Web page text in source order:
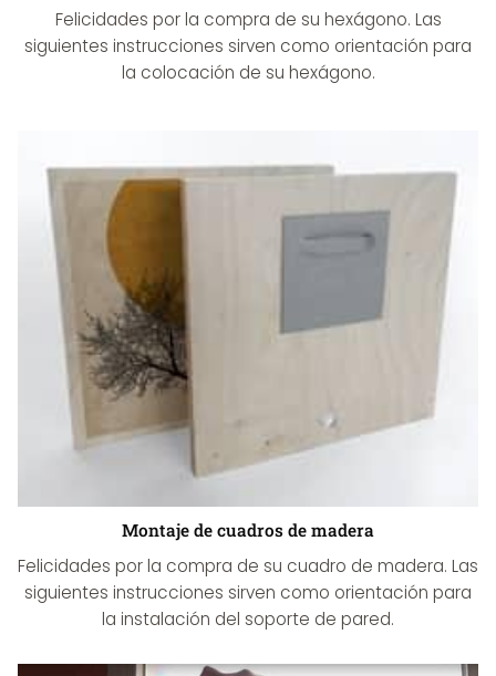
Felicidades por la compra de su hexágono. Las
siguientes instrucciones sirven como orientación para
la colocación de su hexágono.
Montaje de cuadros de madera
Felicidades por la compra de su cuadro de madera. Las
siguientes instrucciones sirven como orientación para
la instalación del soporte de pared.